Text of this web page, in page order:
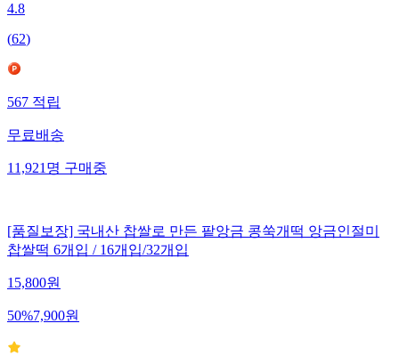
4.8
(62)
567 적립
무료배송
11,921 명 구매중
[품질보장] 국내산 찹쌀로 만든 팥앙금 콩쑥개떡 앙금인절미
찹쌀떡 6개입 / 16개입/32개입
15,800원
50%7,900원